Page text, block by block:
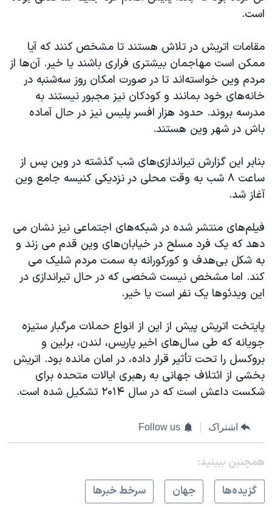
است.
مقامات اتریش در تلاش هستند تا مشخص کنند که آیا
ممکن است مهاجمان بیشتری فراری باشند یا خیر. آن‌ها از
مردم وین خواسته‌اند تا در صورت امکان روز سه‌شنبه در
خانه‌های خود بمانند و کودکان نیز مجبور نیستند به
مدرسه بروند. حدود هزار افسر پلیس نیز در حال آماده
باش در شهر وین هستند.
بنابر این گزارش تیراندازی‌های شب گذشته در وین پس از
ساعت ۸ شب به وقت محلی در نزدیکی کنیسه جامع وین
آغاز شد.
فیلم‌های منتشر شده در شبکه‌های اجتماعی نیز نشان می
دهد که یک فرد مسلح در خیابان‌های وین قدم می زند و
به شکل بی‌هدف و کورکورانه به سمت مردم شلیک می
کند. اما مشخص نیست شخصی که در حال تیراندازی در
این ویدئوها یک نفر است یا خیر.
پایتخت اتریش پیش از این از انواع حملات مرگبار ستیزه
جویانه که طی سال‌های اخیر پاریس، لندن، برلین و
بروکسل را تحت تأثیر قرار داده، در امان مانده بود. اتریش
بخشی از ائتلاف جهانی به رهبری ایالات متحده برای
شکست داعش است که در سال ۲۰۱۴ تشکیل شده است.
اشتراک Follow us
همچنبن ببینید:
گزيده‌ها
جهان سرخط خبرها